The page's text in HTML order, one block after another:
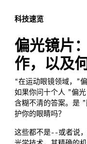
科技速览
偏光镜片
作，以及
“在运动眼镜领域，”
如果你问十个人 ”偏
含糊不清的答案。是
护你的眼睛吗？
这些都不是--或者说